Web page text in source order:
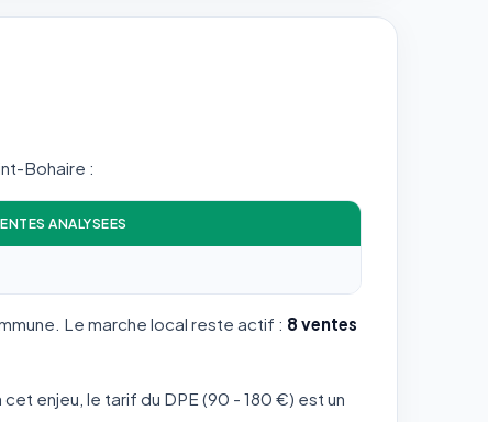
Bohaire :
ANALYSEES
Le marche local reste actif : 8 ventes
enjeu, le tarif du DPE (90 - 180 €) est un